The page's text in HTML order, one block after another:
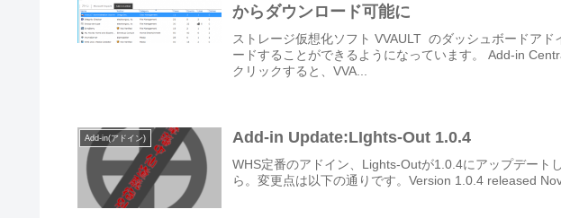
からダウンロード可能に
ストレージ仮想化ソフト VVAULT のダッシュボードア
ードすることができるようになっています。 Add-in
クリックすると、VVA...
Add-in(アドイン) Add-in Update:LIghts-Out 1.0.4
WHS定番のアドイン、Lights-Outが1.0.4にアップデート
ら。変更点は以下の通りです。Version 1.0.4 released